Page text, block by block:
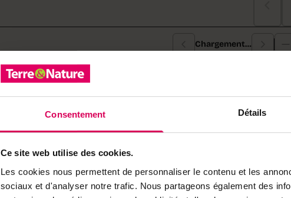
Consentement Détails
Ce site web utilise des cookies.
Les cookies nous permettent de personnaliser le contenu et les
sociaux et d'analyser notre trafic. Nous partageons également des
Chargement…
long du lac de Neuchâtel, où vignobles et
photogénique et ses longues mèches